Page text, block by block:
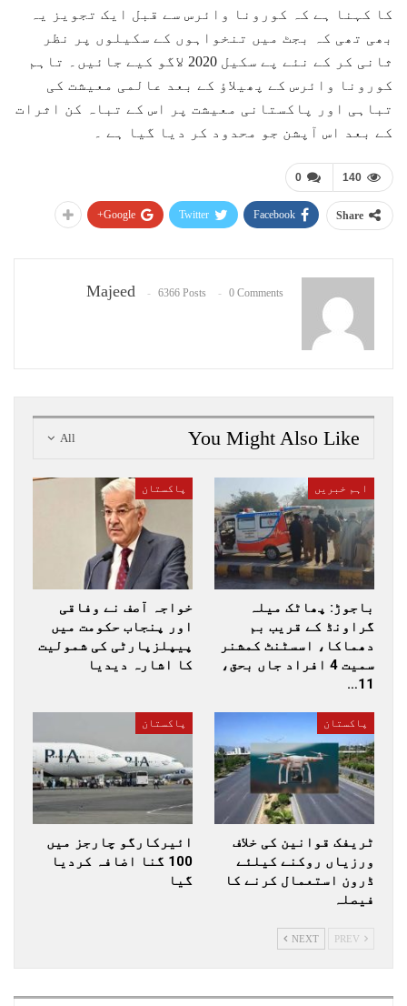
کا کہنا ہے کہ کورونا وائرس سے قبل ایک تجویز یہ
بھی تھی کہ بجٹ میں تنخواہوں کے سکیلوں پر نظر
ثانی کر کے نئے پے سکیل 2020 لاگو کیے جائیں۔ تاہم
کورونا وائرس کے پھیلاؤ کے بعد عالمی معیشت کی
تباہی اور پاکستانی معیشت پر اس کے تباہ کن اثرات
کے بعد اس آپشن جو محدود کر دیا گیا ہے ۔
0 140
Share
Facebook
Twitter
Google+
Majeed 6366 Posts 0 Comments
All You Might Also Like
اہم خبریں
باجوڑ: پھاٹک میلہ
گراونڈ کے قریب بم
دھماکا، اسسٹنٹ کمشنر
سمیت 4 افراد جاں بحق،
11…
پاکستان
خواجہ آصف نے وفاقی
اور پنجاب حکومت میں
پیپلزپارٹی کی شمولیت
کا اشارہ دیدیا
پاکستان
ٹریفک قوانین کی خلاف
ورزیاں روکنے کیلئے
ڈرون استعمال کرنے کا
فیصلہ
پاکستان
ائیرکارگو چارجز میں
100 گنا اضافہ کردیا
گیا
NEXT